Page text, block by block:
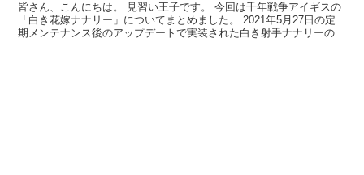
皆さん、こんにちは。 見習い王子です。 今回は千年戦争アイギスの
「白き花嫁ナナリー」についてまとめました。 2021年5月27日の定
期メンテナンス後のアップデートで実装された白き射手ナナリーのウ